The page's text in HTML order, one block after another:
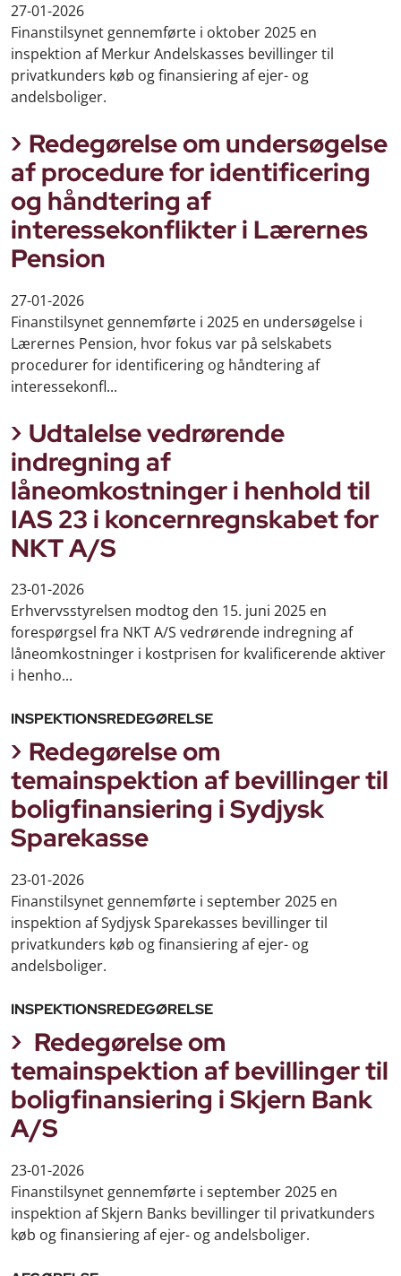
27-01-2026
Finanstilsynet gennemførte i oktober 2025 en
inspektion af Merkur Andelskasses bevillinger til
privatkunders køb og finansiering af ejer- og
andelsboliger.
Redegørelse om undersøgelse
af procedure for identificering
og håndtering af
interessekonflikter i Lærernes
Pension
27-01-2026
Finanstilsynet gennemførte i 2025 en undersøgelse i
Lærernes Pension, hvor fokus var på selskabets
procedurer for identificering og håndtering af
interessekonfl...
Udtalelse vedrørende
indregning af
låneomkostninger i henhold til
IAS 23 i koncernregnskabet for
NKT A/S
23-01-2026
Erhvervsstyrelsen modtog den 15. juni 2025 en
forespørgsel fra NKT A/S vedrørende indregning af
låneomkostninger i kostprisen for kvalificerende aktiver
i henho...
INSPEKTIONSREDEGØRELSE
Redegørelse om
temainspektion af bevillinger til
boligfinansiering i Sydjysk
Sparekasse
23-01-2026
Finanstilsynet gennemførte i september 2025 en
inspektion af Sydjysk Sparekasses bevillinger til
privatkunders køb og finansiering af ejer- og
andelsboliger.
INSPEKTIONSREDEGØRELSE
Redegørelse om
temainspektion af bevillinger til
boligfinansiering i Skjern Bank
A/S
23-01-2026
Finanstilsynet gennemførte i september 2025 en
inspektion af Skjern Banks bevillinger til privatkunders
køb og finansiering af ejer- og andelsboliger.